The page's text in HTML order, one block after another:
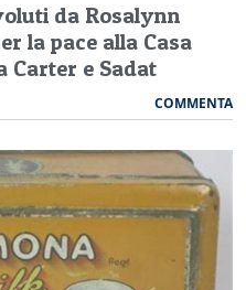
da Rosalynn
la pace alla Casa
Carter e Sadat
COMMENTA